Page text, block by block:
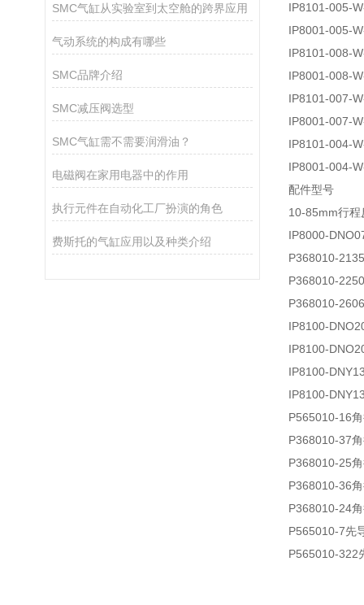
SMC气缸从实验室到太空舱的跨界应用
气动系统的构成有哪些
SMC品牌介绍
SMC减压阀选型
SMC气缸需不需要润滑油？
电磁阀在家用电器中的作用
执行元件在自动化工厂扮演的角色
费斯托的气缸应用以及种类介绍
IP8101-005-
IP8001-005-
IP8101-008-
IP8001-008-
IP8101-007-
IP8001-007-
IP8101-004-
IP8001-004-
配件型号
10-85mm行程
IP8000-
P368010-21
P368010-22
P368010-260
IP8100-
IP8100-
IP8100-
IP8100-
P565010-16
P368010-37
P368010-25
P368010-36
P368010-24
P565010-7先
P565010-322